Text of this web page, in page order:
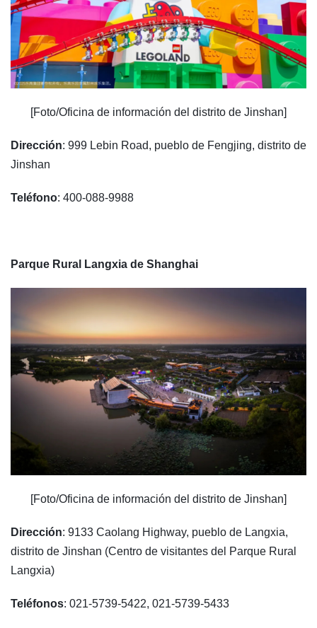
[Foto/Oficina de información del distrito de Jinshan]
Dirección: 999 Lebin Road, pueblo de Fengjing, distrito de
Jinshan
Teléfono: 400-088-9988
Parque Rural Langxia de Shanghai
[Foto/Oficina de información del distrito de Jinshan]
Dirección: 9133 Caolang Highway, pueblo de Langxia,
distrito de Jinshan (Centro de visitantes del Parque Rural
Langxia)
Teléfonos: 021-5739-5422, 021-5739-5433